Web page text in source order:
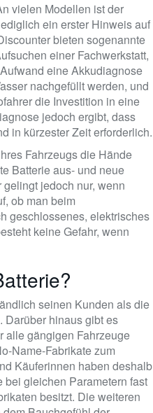
vielen Modellen ist der
ein erster Hinweis auf
bieten sogenannte
einer Fachwerkstatt,
eine Akkudiagnose
nachgefüllt werden, und
die Investition in eine
jedoch ergibt, dass
in kürzester Zeit erforderlich.
Fahrzeugs die Hände
Batterie aus- und neue
jedoch nur, wenn
ob man beim
geschlossenes, elektrisches
keine Gefahr, wenn
seinen Kunden als die
Darüber hinaus gibt es
alle gängigen Fahrzeuge
Name-Fabrikate zum
Käuferinnen haben deshalb
gleichen Parametern fast
besitzt. Die weiteren